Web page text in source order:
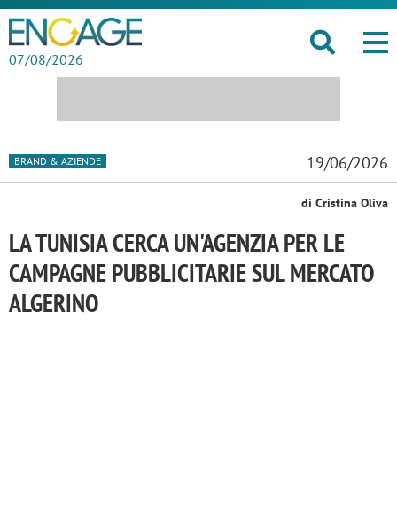
07/08/2026
BRAND & AZIENDE 19/06/2026
di Cristina Oliva
LA TUNISIA CERCA UN'AGENZIA PER LE
CAMPAGNE PUBBLICITARIE SUL MERCATO
ALGERINO